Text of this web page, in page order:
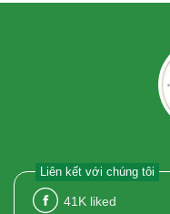
Liên kết với chúng tôi
41K liked